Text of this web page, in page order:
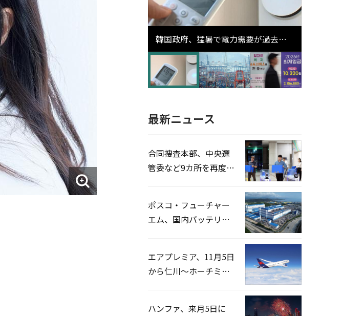
韓国政府、猛暑で電力需要が過去最
高更新の可能性に需給対応体制を点
検
最新ニュース
合同捜査本部、中央選
管委など9カ所を再度家
ポスコ・フューチャー
エム、国内バッテリー
エアプレミア、11月5日
から仁川〜ホーチミン
ハンファ、来月5日に